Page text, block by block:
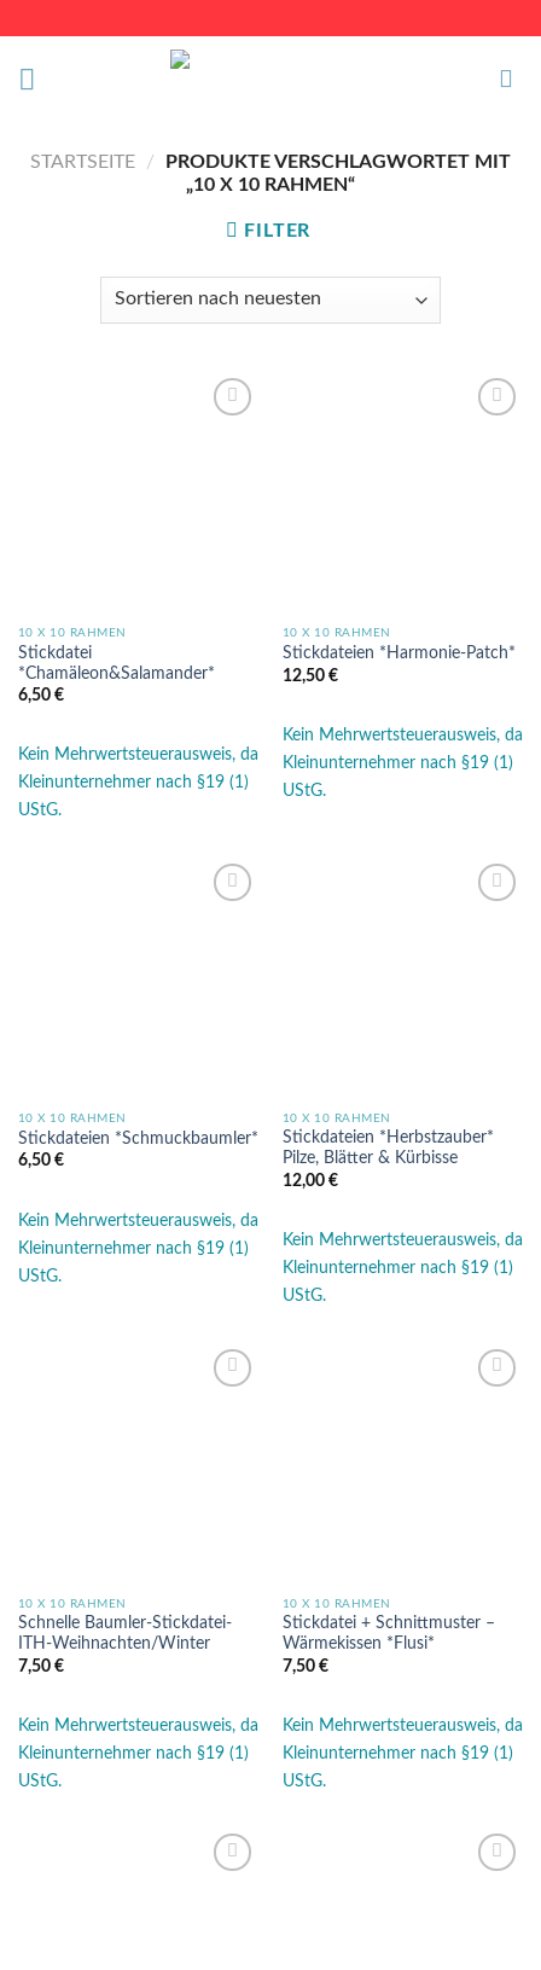
content
STARTSEITE /
PRODUKTE VERSCHLAGWORTET MIT
„10 X 10 RAHMEN“
FILTER
10 X 10 RAHMEN
Stickdatei
*Chamäleon&Salamander*
6,50 €
Kein Mehrwertsteuerausweis, da
Kleinunternehmer nach §19 (1)
UStG.
10 X 10 RAHMEN
Stickdateien *Harmonie-Patch*
12,50 €
Kein Mehrwertsteuerausweis, da
Kleinunternehmer nach §19 (1)
UStG.
10 X 10 RAHMEN
Stickdateien *Schmuckbaumler*
6,50 €
Kein Mehrwertsteuerausweis, da
Kleinunternehmer nach §19 (1)
UStG.
10 X 10 RAHMEN
Stickdateien *Herbstzauber*
Pilze, Blätter & Kürbisse
12,00 €
Kein Mehrwertsteuerausweis, da
Kleinunternehmer nach §19 (1)
UStG.
10 X 10 RAHMEN
Schnelle Baumler-Stickdatei-
ITH-Weihnachten/Winter
7,50 €
Kein Mehrwertsteuerausweis, da
Kleinunternehmer nach §19 (1)
UStG.
10 X 10 RAHMEN
Stickdatei + Schnittmuster –
Wärmekissen *Flusi*
7,50 €
Kein Mehrwertsteuerausweis, da
Kleinunternehmer nach §19 (1)
UStG.